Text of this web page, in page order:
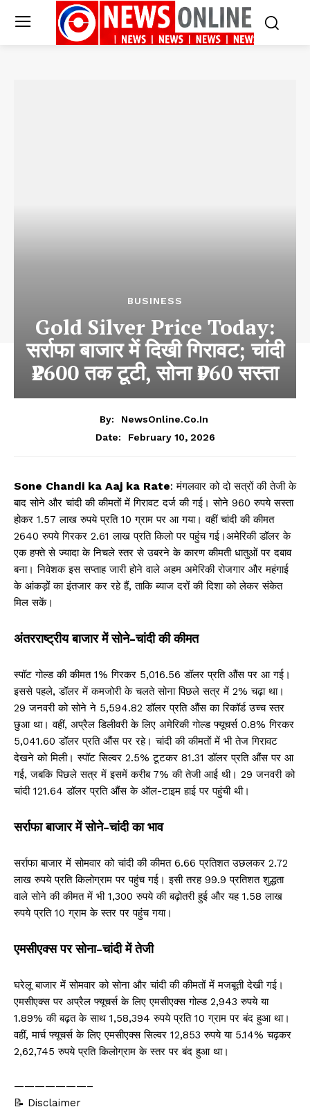
BUSINESS
Gold Silver Price Today:
सर्राफा बाजार में दिखी गिरावट; चांदी
₹2600 तक टूटी, सोना ₹960 सस्ता
By:
NewsOnline.co.in
Date:
February 10, 2026
Sone Chandi ka Aaj ka Rate: मंगलवार को दो सत्रों की तेजी के
बाद सोने और चांदी की कीमतों में गिरावट दर्ज की गई। सोने 960 रुपये सस्ता
होकर 1.57 लाख रुपये प्रति 10 ग्राम पर आ गया। वहीं चांदी की कीमत
2640 रुपये गिरकर 2.61 लाख प्रति किलो पर पहुंच गई।अमेरिकी डॉलर के
एक हफ्ते से ज्यादा के निचले स्तर से उबरने के कारण कीमती धातुओं पर दबाव
बना। निवेशक इस सप्ताह जारी होने वाले अहम अमेरिकी रोजगार और महंगाई
के आंकड़ों का इंतजार कर रहे हैं, ताकि ब्याज दरों की दिशा को लेकर संकेत
मिल सकें।
अंतरराष्ट्रीय बाजार में सोने-चांदी की कीमत
स्पॉट गोल्ड की कीमत 1% गिरकर 5,016.56 डॉलर प्रति औंस पर आ गई।
इससे पहले, डॉलर में कमजोरी के चलते सोना पिछले सत्र में 2% चढ़ा था।
29 जनवरी को सोने ने 5,594.82 डॉलर प्रति औंस का रिकॉर्ड उच्च स्तर
छुआ था। वहीं, अप्रैल डिलीवरी के लिए अमेरिकी गोल्ड फ्यूचर्स 0.8% गिरकर
5,041.60 डॉलर प्रति औंस पर रहे। चांदी की कीमतों में भी तेज गिरावट
देखने को मिली। स्पॉट सिल्वर 2.5% टूटकर 81.31 डॉलर प्रति औंस पर आ
गई, जबकि पिछले सत्र में इसमें करीब 7% की तेजी आई थी। 29 जनवरी को
चांदी 121.64 डॉलर प्रति औंस के ऑल-टाइम हाई पर पहुंची थी।
सर्राफा बाजार में सोने-चांदी का भाव
सर्राफा बाजार में सोमवार को चांदी की कीमत 6.66 प्रतिशत उछलकर 2.72
लाख रुपये प्रति किलोग्राम पर पहुंच गई। इसी तरह 99.9 प्रतिशत शुद्धता
वाले सोने की कीमत में भी 1,300 रुपये की बढ़ोतरी हुई और यह 1.58 लाख
रुपये प्रति 10 ग्राम के स्तर पर पहुंच गया।
एमसीएक्स पर सोना-चांदी में तेजी
घरेलू बाजार में सोमवार को सोना और चांदी की कीमतों में मजबूती देखी गई।
एमसीएक्स पर अप्रैल फ्यूचर्स के लिए एमसीएक्स गोल्ड 2,943 रुपये या
1.89% की बढ़त के साथ 1,58,394 रुपये प्रति 10 ग्राम पर बंद हुआ था।
वहीं, मार्च फ्यूचर्स के लिए एमसीएक्स सिल्वर 12,853 रुपये या 5.14% चढ़कर
2,62,745 रुपये प्रति किलोग्राम के स्तर पर बंद हुआ था।
———————–
📝 Disclaimer